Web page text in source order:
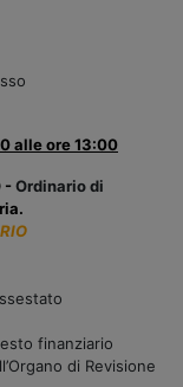
alle ore 13:00
-Ordinario di
finanziario
di Revisione